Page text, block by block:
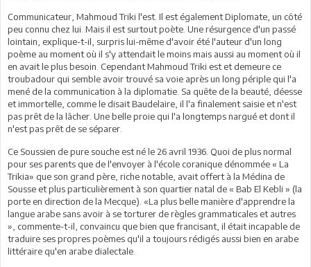
Communicateur, Mahmoud Triki l'est. Il est également Diplomate, un côté
peu connu chez lui. Mais il est surtout poète. Une résurgence d'un passé
lointain, explique-t-il, surpris lui-même d'avoir été l'auteur d'un long
poème au moment où il s'y attendait le moins mais aussi au moment où il
en avait le plus besoin. Cependant Mahmoud Triki est et demeure ce
troubadour qui semble avoir trouvé sa voie après un long périple qui l'a
mené de la communication à la diplomatie. Sa quête de la beauté, déesse
et immortelle, comme le disait Baudelaire, il l'a finalement saisie et n'est
pas prêt de la lâcher. Une belle proie qui l'a longtemps nargué et dont il
n'est pas prêt de se séparer.
Ce Soussien de pure souche est né le 26 avril 1936. Quoi de plus normal
pour ses parents que de l'envoyer à l'école coranique dénommée « La
Trikia» que son grand père, riche notable, avait offert à la Médina de
Sousse et plus particulièrement à son quartier natal de « Bab El Kebli » (la
porte en direction de la Mecque). «La plus belle manière d'apprendre la
langue arabe sans avoir à se torturer de règles grammaticales et autres
», commente-t-il, convaincu que bien que francisant, il était incapable de
traduire ses propres poèmes qu'il a toujours rédigés aussi bien en arabe
littéraire qu'en arabe dialectale.